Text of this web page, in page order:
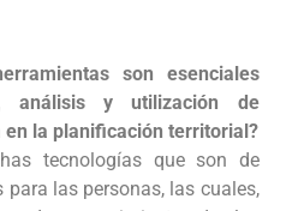
son esenciales
análisis y utilización de
la planificación territorial?
tecnologías que son de
las personas, las cuales,